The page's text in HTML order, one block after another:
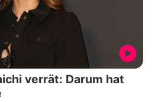
verrät: Darum hat